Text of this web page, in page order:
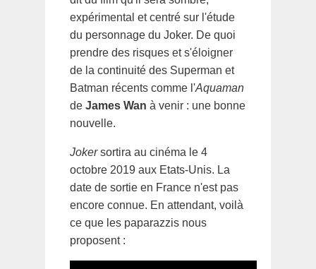
expérimental et centré sur l'étude
du personnage du Joker. De quoi
prendre des risques et s'éloigner
de la continuité des Superman et
Batman récents comme l'Aquaman
de James Wan à venir : une bonne
nouvelle.
Jokersortira au cinéma le 4
octobre 2019 aux Etats-Unis. La
date de sortie en France n'est pas
encore connue. En attendant, voilà
ce que les paparazzis nous
proposent :